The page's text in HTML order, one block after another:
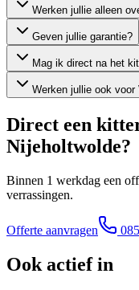
Werken jullie alleen
Geven jullie garantie?
Mag ik direct na het
Werken jullie ook
Direct een
Nijeholtwolde?
Binnen 1 werkdag een
verrassingen.
Offerte aanvragen
Ook actief in